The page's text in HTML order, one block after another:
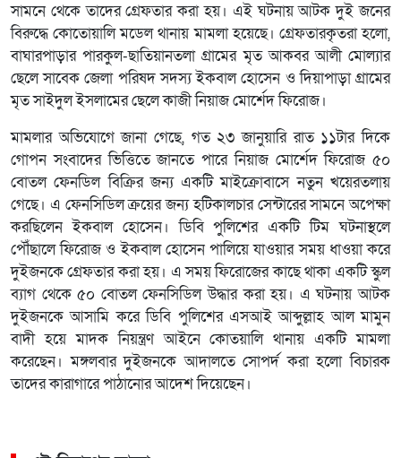
সামনে থেকে তাদের গ্রেফতার করা হয়। এই ঘটনায় আটক দুই জনের
বিরুদ্ধে কোতোয়ালি মডেল থানায় মামলা হয়েছে। গ্রেফতারকৃতরা হলো,
বাঘারপাড়ার পারকুল-ছাতিয়ানতলা গ্রামের মৃত আকবর আলী মোল্যার
ছেলে সাবেক জেলা পরিষদ সদস্য ইকবাল হোসেন ও দিয়াপাড়া গ্রামের
মৃত সাইদুল ইসলামের ছেলে কাজী নিয়াজ মোর্শেদ ফিরোজ।
মামলার অভিযোগে জানা গেছে, গত ২৩ জানুয়ারি রাত ১১টার দিকে
গোপন সংবাদের ভিত্তিতে জানতে পারে নিয়াজ মোর্শেদ ফিরোজ ৫০
বোতল ফেনডিল বিক্রির জন্য একটি মাইক্রোবাসে নতুন খয়েরতলায়
গেছে। এ ফেনসিডিল ক্রয়ের জন্য হটিকালচার সেন্টারের সামনে অপেক্ষা
করছিলেন ইকবাল হোসেন। ডিবি পুলিশের একটি টিম ঘটনাস্থলে
পৌঁছালে ফিরোজ ও ইকবাল হোসেন পালিয়ে যাওয়ার সময় ধাওয়া করে
দুইজনকে গ্রেফতার করা হয়। এ সময় ফিরোজের কাছে থাকা একটি স্কুল
ব্যাগ থেকে ৫০ বোতল ফেনসিডিল উদ্ধার করা হয়। এ ঘটনায় আটক
দুইজনকে আসামি করে ডিবি পুলিশের এসআই আব্দুল্লাহ আল মামুন
বাদী হয়ে মাদক নিয়ন্ত্রণ আইনে কোতয়ালি থানায় একটি মামলা
করেছেন। মঙ্গলবার দুইজনকে আদালতে সোপর্দ করা হলো বিচারক
তাদের কারাগারে পাঠানোর আদেশ দিয়েছেন।